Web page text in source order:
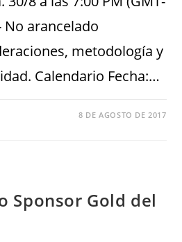
No arancelado
metodología y
Calendario Fecha:…
8 DE AGOSTO DE 2017
Sponsor Gold del